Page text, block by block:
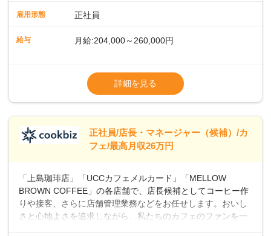
るので、スムーズに業務に馴染める環境です。「カフェの接
長として活躍を！接客業務になれたら、売上・シフト・在庫
一切無用♪一つひとつをしっかり伝えていきますので、無理の
ないペースで覚えていきましょう！さらにマネージャーへの
雇用形態 正社員
給与 月給:204,000～260,000円
ます・東日本エリア：月給21万4000～27万
※経験・スキルを考慮の上、決定します。
※別途、残業代および各種手当あり
※試用期間なし
■店長職： ・西日本／月給26万7500円
万円＋賞与(年3回)・店長職：年収410万円／
詳細を見る
正社員/店長・マネージャー（候補）/カ
フェ/最高月収26万円
「上島珈琲店」「UCCカフェメルカード」「MELLOW
BROWN COFFEE」の各店舗で、店長候補としてコーヒー作
りや接客、さらに店舗管理業務などをお任せします。おいし
さと心地よさを追求しながら、私たちのカフェのファンを一